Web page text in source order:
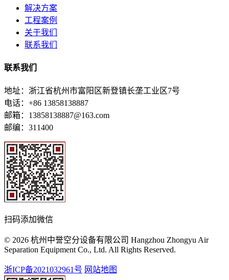
解决方案
工程案例
关于我们
联系我们
联系我们
地址：浙江省杭州市富阳区新登镇长垄工业区7号
电话：+86 13858138887
邮箱：13858138887@163.com
邮编：311400
扫码添加微信
© 2026 杭州中誉空分设备有限公司 Hangzhou Zhongyu Air
Separation Equipment Co., Ltd. All Rights Reserved.
浙ICP备2021032961号 网站地图